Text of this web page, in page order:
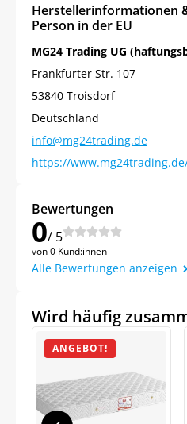
Herstellerinformationen
Person in der EU
MG24 Trading UG
Frankfurter Str. 107
53840 Troisdorf
Deutschland
info@mg24trading.de
https://
Bewertungen
0/ 5
von 0 Kund:innen
Alle Bewertungen anzeigen
Wird häufig
ANGEBOT!
Jetzt
auf Ihre erste